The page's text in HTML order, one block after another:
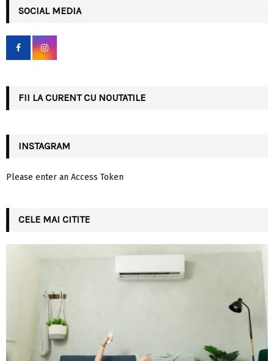
h
f
r
SOCIAL MEDIA
FII LA CURENT CU NOUTATILE
INSTAGRAM
Please enter an Access Token
CELE MAI CITITE